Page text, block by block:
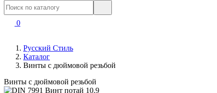
0
Русский Стиль
Каталог
Винты с дюймовой резьбой
Винты с дюймовой резьбой